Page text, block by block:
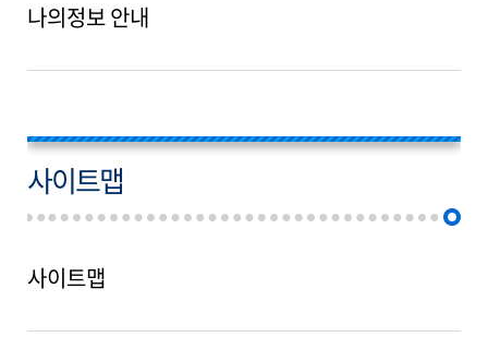
나의정보 안내
사이트맵
사이트맵